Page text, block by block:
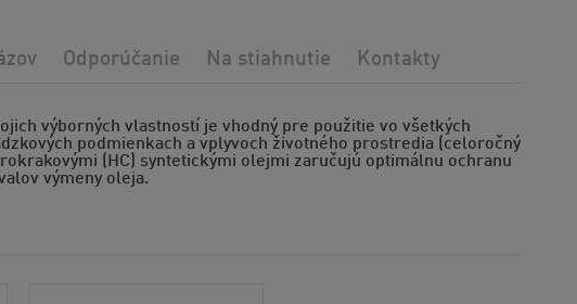
výborných vlastností je vhodný pre použitie vo všetkých
podmienkach a vplyvoch životného prostredia (celoročný
(HC) syntetickými olejmi zaručujú optimálnu ochranu
výmeny oleja.
Odporúčanie Na stiahnutie Kontakty